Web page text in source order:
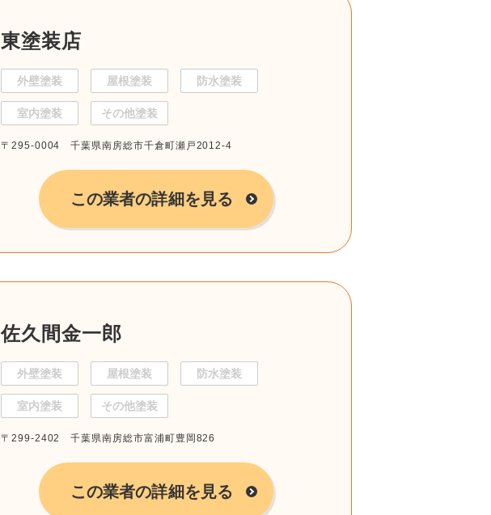
東塗装店
外壁塗装 屋根塗装 防水塗装
室内塗装 その他塗装
〒295-0004 千葉県南房総市千倉町瀬戸2012-4
この業者の詳細を見る
佐久間金一郎
外壁塗装 屋根塗装 防水塗装
室内塗装 その他塗装
〒299-2402 千葉県南房総市富浦町豊岡826
この業者の詳細を見る